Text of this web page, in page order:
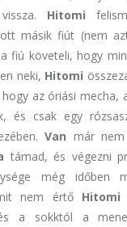
Hitomi
másik fiút (nem
fiú követeli, hogy
neki, Hitomi
az óriási mecha,
és csak egy
Van már
támad, és végezni
még időben
nem értő Hitomi
a sokktól a